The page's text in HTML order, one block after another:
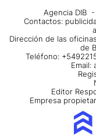
Agencia DIB
Contactos:
Dirección de las
de
Teléfono:
Email:
Editor
Empresa